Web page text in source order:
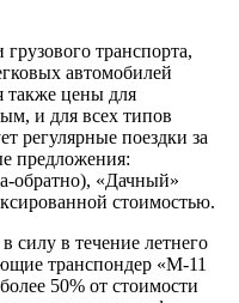
транспорта,
автомобилей
также цены для
и для всех типов
регулярные поездки за
предложения:
обратно), «Дачный»
стоимостью.
силу в течение летнего
транспондер «М-11
50% от стоимости